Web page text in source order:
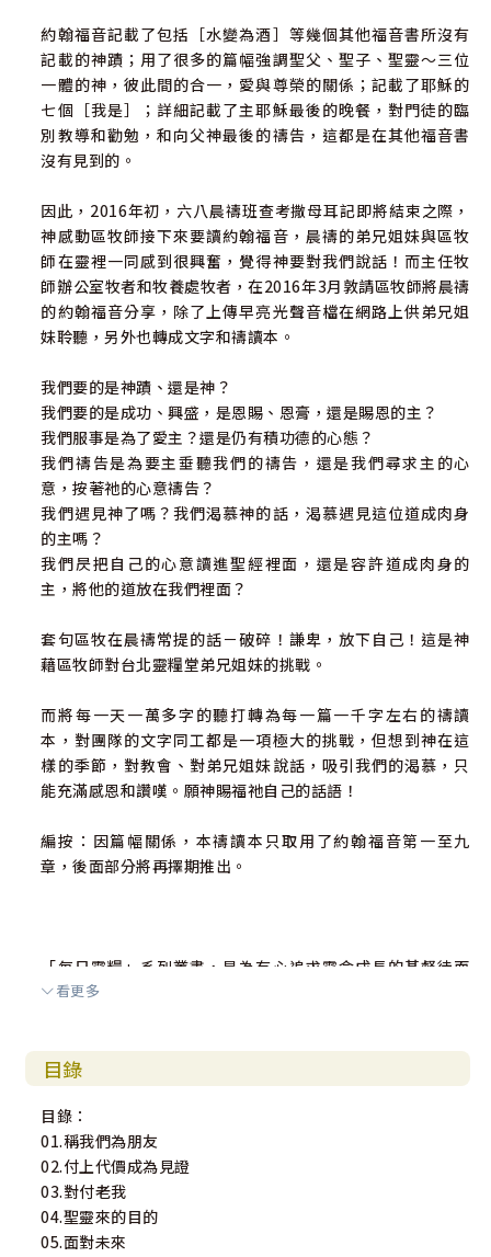
約翰福音記載了包括［水變為酒］等幾個其他福音書所沒有
記載的神蹟；用了很多的篇幅強調聖父、聖子、聖靈～三位
一體的神，彼此間的合一，愛與尊榮的關係；記載了耶穌的
七個［我是］；詳細記載了主耶穌最後的晚餐，對門徒的臨
別教導和勸勉，和向父神最後的禱告，這都是在其他福音書
沒有見到的。
因此，2016年初，六八晨禱班查考撒母耳記即將結束之際，
神感動區牧師接下來要讀約翰福音，晨禱的弟兄姐妹與區牧
師在靈裡一同感到很興奮，覺得神要對我們說話！而主任牧
師辦公室牧者和牧養處牧者，在2016年3月敦請區牧師將晨禱
的約翰福音分享，除了上傳早亮光聲音檔在網路上供弟兄姐
妹聆聽，另外也轉成文字和禱讀本。
我們要的是神蹟、還是神？
我們要的是成功、興盛，是恩賜、恩膏，還是賜恩的主？
我們服事是為了愛主？還是仍有積功德的心態？
我們禱告是為要主垂聽我們的禱告，還是我們尋求主的心
意，按著祂的心意禱告？
我們遇見神了嗎？我們渴慕神的話，渴慕遇見這位道成肉身
的主嗎？
我們昃把自己的心意讀進聖經裡面，還是容許道成肉身的
主，將他的道放在我們裡面？
套句區牧在晨禱常提的話－破碎！謙卑，放下自己！這是神
藉區牧師對台北靈糧堂弟兄姐妹的挑戰。
而將每一天一萬多字的聽打轉為每一篇一千字左右的禱讀
本，對團隊的文字同工都是一項極大的挑戰，但想到神在這
樣的季節，對教會、對弟兄姐妹說話，吸引我們的渴慕，只
能充滿感恩和讚嘆。願神賜福祂自己的話語！
編按：因篇幅關係，本禱讀本只取用了約翰福音第一至九
章，後面部分將再擇期推出。
「每日靈糧」系列叢書，是為有心追求靈命成長的基督徒而
寫的一本靈修讀經輔助教材。
2)內容強調生命的供應與生活中的行道。
3)適合與團契、小組、主日崇拜，同步進行。同一段經
文藉著個人靈修、小組討論、崇拜教導，反覆咀嚼，集中學
習焦點，果效尤佳。
使用說明：1)何讀「禱讀」? 禱讀是以神的話為禱告素材，藉
著禱告，將神的話消化吸收，使生命得著餵養。約6:63『我
對
看更多
目錄
目錄：
01.稱我們為朋友
02.付上代價成為見證
03.對付老我
04.聖靈來的目的
05.面對未來